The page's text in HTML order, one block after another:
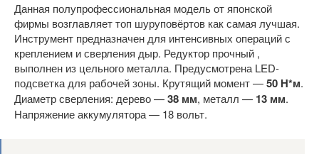
Данная полупрофессиональная модель от японской
фирмы возглавляет топ шуруповёртов как самая лучшая.
Инструмент предназначен для интенсивных операций с
креплением и сверления дыр. Редуктор прочный ,
выполнен из цельного металла. Предусмотрена LED-
подсветка для рабочей зоны. Крутящий момент —50 Н*м.
Диаметр сверления: дерево —38 мм, металл — 13 мм.
Напряжение аккумулятора — 18 вольт.